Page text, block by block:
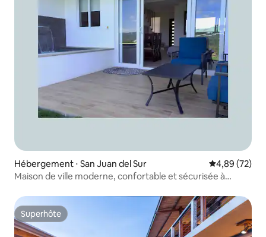
Hébergement ⋅ San Juan del Sur Évaluation
4,89 (72)
Maison de ville moderne, confortable et sécurisée à
Superhôte
Superhôte